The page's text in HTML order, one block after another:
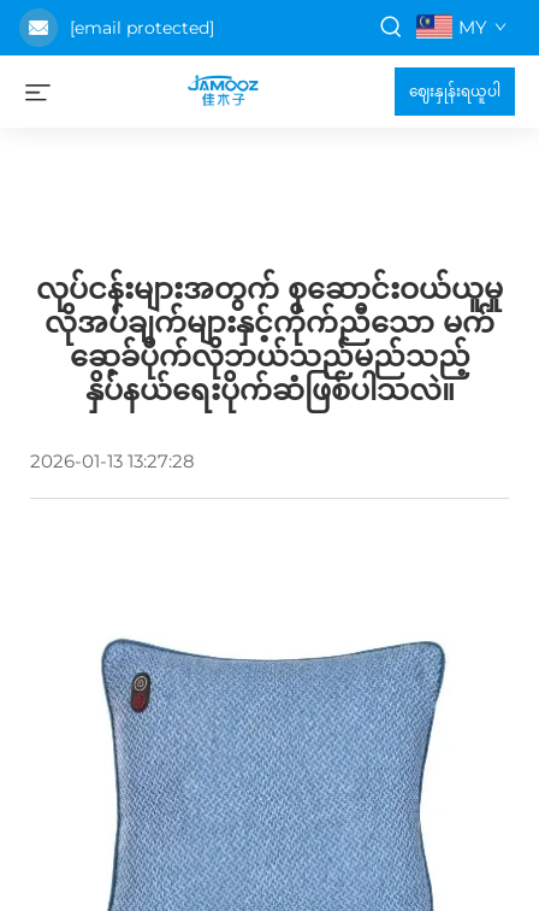
[email protected] MY
ဈေးနှုန်းရယူပါ
လုပ်ငန်းများအတွက် စုဆောင်းဝယ်ယူမှု
လိုအပ်ချက်များနှင့်ကိုက်ညီသော မက်
ဆေ့ခ်ပိုက်လိုဘယ်သည်မည်သည့်
နှိပ်နယ်ရေးပိုက်ဆံဖြစ်ပါသလဲ။
2026-01-13 13:27:28